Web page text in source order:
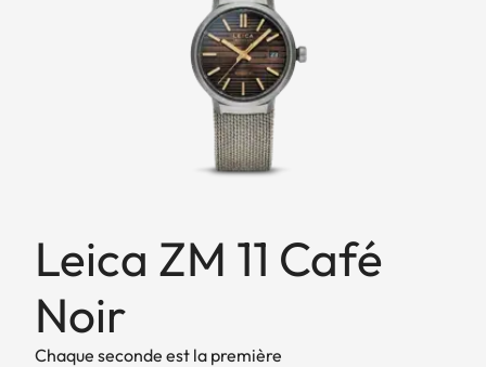
Leica ZM 11 Café
Noir
Chaque seconde est la première